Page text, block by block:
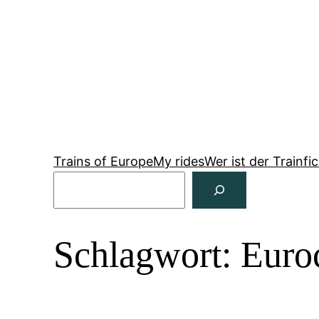
Trains of EuropeMy ridesWer ist der
Schlagwort: